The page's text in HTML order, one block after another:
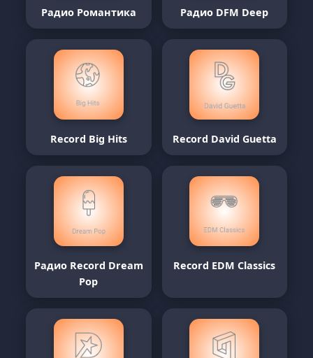
Радио Романтика Радио DFM Deep
Record Big Hits Record David Guetta
Радио Record Dream
Pop
Record EDM Classics